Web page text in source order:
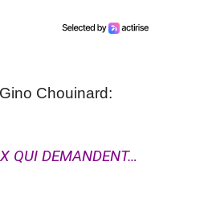
Chouinard:
QUI DEMANDENT…